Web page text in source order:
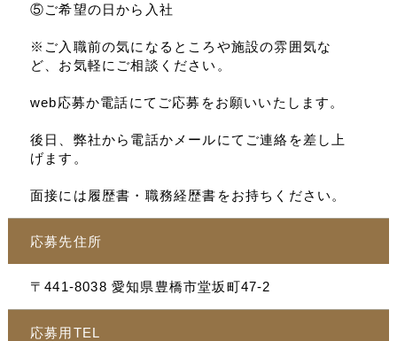
⑤ご希望の日から入社
※ご入職前の気になるところや施設の雰囲気な
ど、お気軽にご相談ください。
web応募か電話にてご応募をお願いいたします。
後日、弊社から電話かメールにてご連絡を差し上
げます。
面接には履歴書・職務経歴書をお持ちください。
応募先住所
〒441-8038 愛知県豊橋市堂坂町47-2
応募用TEL